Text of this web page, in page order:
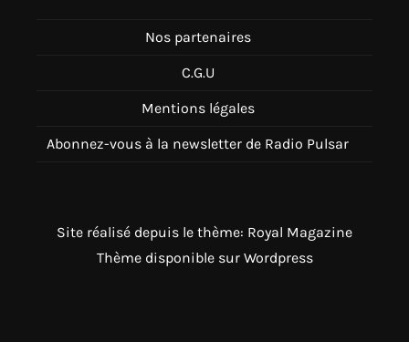
Nos partenaires
C.G.U
Mentions légales
Abonnez-vous à la newsletter de Radio Pulsar
Site réalisé depuis le thème: Royal Magazine
Thème disponible sur Wordpress